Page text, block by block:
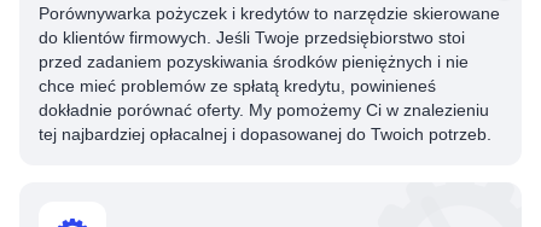
Porównywarka pożyczek i kredytów to narzędzie skierowane
do klientów firmowych. Jeśli Twoje przedsiębiorstwo stoi
przed zadaniem pozyskiwania środków pieniężnych i nie
chce mieć problemów ze spłatą kredytu, powinieneś
dokładnie porównać oferty. My pomożemy Ci w znalezieniu
tej najbardziej opłacalnej i dopasowanej do Twoich potrzeb.